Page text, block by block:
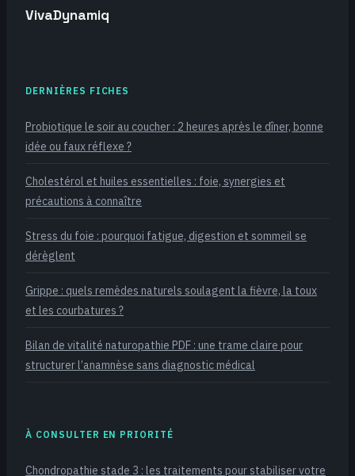
VivaDynamiq
DERNIÈRES FICHES
Probiotique le soir au coucher : 2 heures après le dîner, bonne
idée ou faux réflexe ?
Cholestérol et huiles essentielles : foie, synergies et
précautions à connaître
Stress du foie : pourquoi fatigue, digestion et sommeil se
dérèglent
Grippe : quels remèdes naturels soulagent la fièvre, la toux
et les courbatures ?
Bilan de vitalité naturopathie PDF : une trame claire pour
structurer l’anamnèse sans diagnostic médical
À CONSULTER EN PRIORITÉ
Chondropathie stade 3 : les traitements pour stabiliser votre